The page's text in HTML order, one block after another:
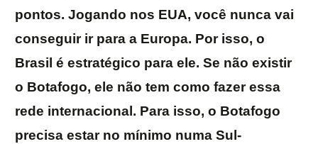
pontos. Jogando nos EUA, você nunca vai
conseguir ir para a Europa. Por isso, o
Brasil é estratégico para ele. Se não existir
o Botafogo, ele não tem como fazer essa
rede internacional. Para isso, o Botafogo
precisa estar no mínimo numa Sul-